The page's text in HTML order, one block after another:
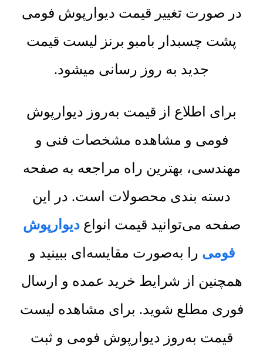
در صورت تغییر قیمت دیوارپوش فومی
پشت چسبدار بامبو برنز لیست قیمت
جدید به روز رسانی میشود.
برای اطلاع از قیمت به‌روز دیوارپوش
فومی و مشاهده مشخصات فنی و
مهندسی، بهترین راه مراجعه به صفحه
دسته بندی محصولات است. در این
صفحه می‌توانید قیمت انواعدیوارپوش
فومی را به‌صورت مقایسه‌ای ببینید و
همچنین از شرایط خرید عمده و ارسال
فوری مطلع شوید. برای مشاهده لیست
قیمت به‌روز دیوارپوش فومی و ثبت